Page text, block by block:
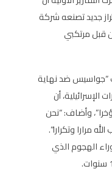
جديد تصنعه شركة
قبل مرتكبي
“جواسيس ضد نهاية
الإسرائيلية، أن
وأضاف: “نحن
مرارا وتكرارا”.
الهجوم الذي